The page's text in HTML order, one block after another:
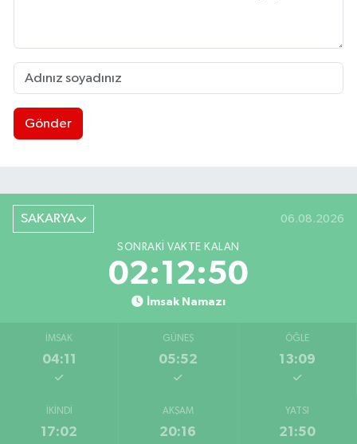
Gönder
SAKARYA 06.08.2026
SONRAKI VAKTE KALAN
02:12:49
İmsak Namazı
İMSAK
04:11
GÜNEŞ
05:52
ÖĞLE
13:09
İKINDI
17:02
AKŞAM
20:16
YATSI
21:50